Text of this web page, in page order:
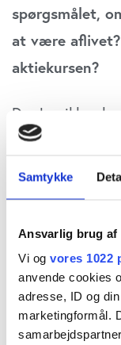
Samtykke
Ansvarlig brug af
Vi og vores 1022
anvende cookies
adresse, ID og
marketingformål.
spørgsmålet,
at være aflivet?
aktiekursen?
Der har ikke
Nord de
heller ikke
dårligere end
Samlet set var